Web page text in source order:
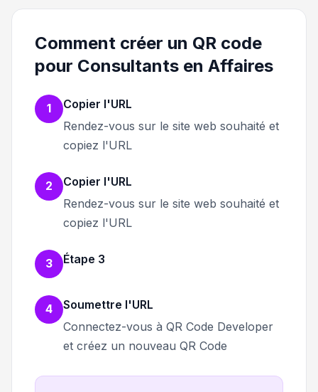
Comment créer un QR code
pour Consultants en Affaires
1
Copier l'URL
Rendez-vous sur le site web souhaité et
copiez l'URL
2
Copier l'URL
Rendez-vous sur le site web souhaité et
copiez l'URL
3 Étape 3
4
Soumettre l'URL
Connectez-vous à QR Code Developer
et créez un nouveau QR Code